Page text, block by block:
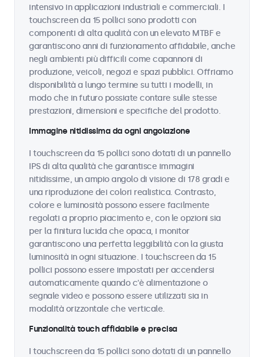
intensivo in applicazioni industriali e commerciali. I
touchscreen da 15 pollici sono prodotti con
componenti di alta qualità con un elevato MTBF e
garantiscono anni di funzionamento affidabile, anche
negli ambienti più difficili come capannoni di
produzione, veicoli, negozi e spazi pubblici. Offriamo
disponibilità a lungo termine su tutti i modelli, in
modo che in futuro possiate contare sulle stesse
prestazioni, dimensioni e specifiche del prodotto.
Immagine nitidissima da ogni angolazione
I touchscreen da 15 pollici sono dotati di un pannello
IPS di alta qualità che garantisce immagini
nitidissime, un ampio angolo di visione di 178 gradi e
una riproduzione dei colori realistica. Contrasto,
colore e luminosità possono essere facilmente
regolati a proprio piacimento e, con le opzioni sia
per la finitura lucida che opaca, i monitor
garantiscono una perfetta leggibilità con la giusta
luminosità in ogni situazione. I touchscreen da 15
pollici possono essere impostati per accendersi
automaticamente quando c'è alimentazione o
segnale video e possono essere utilizzati sia in
modalità orizzontale che verticale.
Funzionalità touch affidabile e precisa
I touchscreen da 15 pollici sono dotati di un pannello